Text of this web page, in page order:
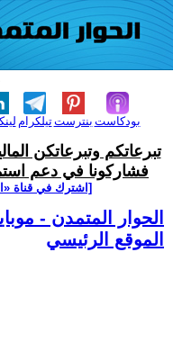
تيلكرامبنترست بودكاست
تبرعاتكم وتبرعاتكن
فشاركونا في دعم
[اشترك في قناة
الحوار المتمدن -
الموقع الرئيسي